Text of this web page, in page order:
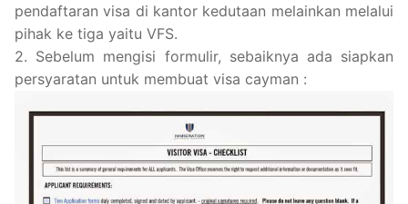
pendaftaran visa di kantor kedutaan melainkan melalui
pihak ke tiga yaitu VFS.
2. Sebelum mengisi formulir, sebaiknya ada siapkan
persyaratan untuk membuat visa cayman :